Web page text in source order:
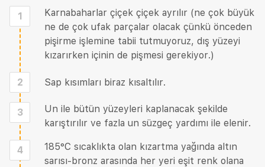
1
Karnabaharlar çiçek çiçek ayrılır (ne çok büyük
ne de çok ufak parçalar olacak çünkü önceden
pişirme işlemine tabii tutmuyoruz, dış yüzeyi
kızarırken içinin de pişmesi gerekiyor.)
2 Sap kısımları biraz kısaltılır.
3
Un ile bütün yüzeyleri kaplanacak şekilde
karıştırılır ve fazla un süzgeç yardımı ile elenir.
4
185°C sıcaklıkta olan kızartma yağında altın
sarısı-bronz arasında her yeri eşit renk olana